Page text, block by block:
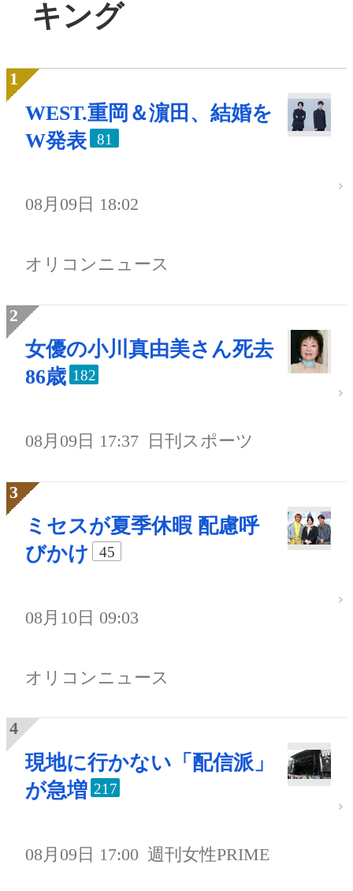
キング
WEST.重岡＆濵田、結婚を
W発表
81
08月09日 18:02
オリコンニュース
女優の小川真由美さん死去
86歳 182
08月09日 17:37 日刊スポーツ
ミセスが夏季休暇 配慮呼
びかけ
45
08月10日 09:03
オリコンニュース
現地に行かない「配信派」
が急増 217
08月09日 17:00 週刊女性PRIME